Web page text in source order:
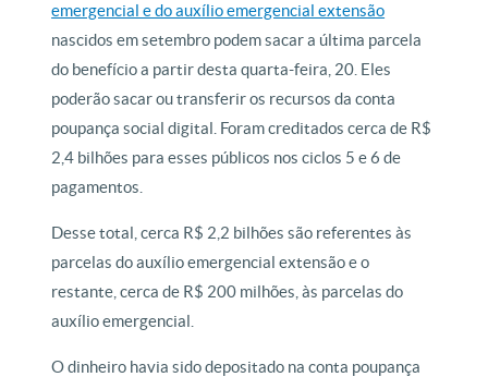
emergencial e do auxílio emergencial extensão
nascidos em setembro podem sacar a última parcela
do benefício a partir desta quarta-feira, 20. Eles
poderão sacar ou transferir os recursos da conta
poupança social digital. Foram creditados cerca de R$
2,4 bilhões para esses públicos nos ciclos 5 e 6 de
pagamentos.
Desse total, cerca R$ 2,2 bilhões são referentes às
parcelas do auxílio emergencial extensão e o
restante, cerca de R$ 200 milhões, às parcelas do
auxílio emergencial.
O dinheiro havia sido depositado na conta poupança